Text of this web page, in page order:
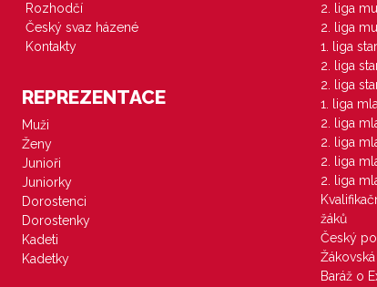
Rozhodčí
Český svaz házené
Kontakty
REPREZENTACE
Muži
Ženy
Junioři
Juniorky
Dorostenci
Dorostenky
Kadeti
Kadetky
2. liga
2. liga
1. liga
2. liga
2. liga
1. liga
2. liga
2. liga
2. liga
2. liga
žáků
Český
Baráž o